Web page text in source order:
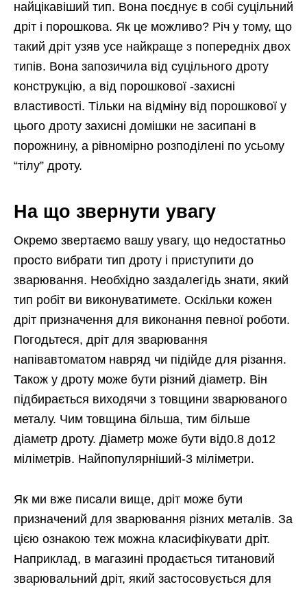
найцікавіший тип. Вона поєднує в собі суцільний
дріт і порошкова. Як це можливо? Річ у тому, що
такий дріт узяв усе найкраще з попередніх двох
типів. Вона запозичила від суцільного дроту
конструкцію, а від порошкової -захисні
властивості. Тільки на відміну від порошкової у
цього дроту захисні домішки не засипані в
порожнину, а рівномірно розподілені по усьому
“тілу” дроту.
На що звернути увагу
Окремо звертаємо вашу увагу, що недостатньо
просто вибрати тип дроту і приступити до
зварювання. Необхідно заздалегідь знати, який
тип робіт ви виконуватимете. Оскільки кожен
дріт призначення для виконання певної роботи.
Погодьтеся, дріт для зварювання
напівавтоматом навряд чи підійде для різання.
Також у дроту може бути різний діаметр. Він
підбирається виходячи з товщини зварюваного
металу. Чим товщина більша, тим більше
діаметр дроту. Діаметр може бути від0.8 до12
міліметрів. Найпопулярніший-3 міліметри.
Як ми вже писали вище, дріт може бути
призначений для зварювання різних металів. За
цією ознакою теж можна класифікувати дріт.
Наприклад, в магазині продається титановий
зварювальний дріт, який застосовується для